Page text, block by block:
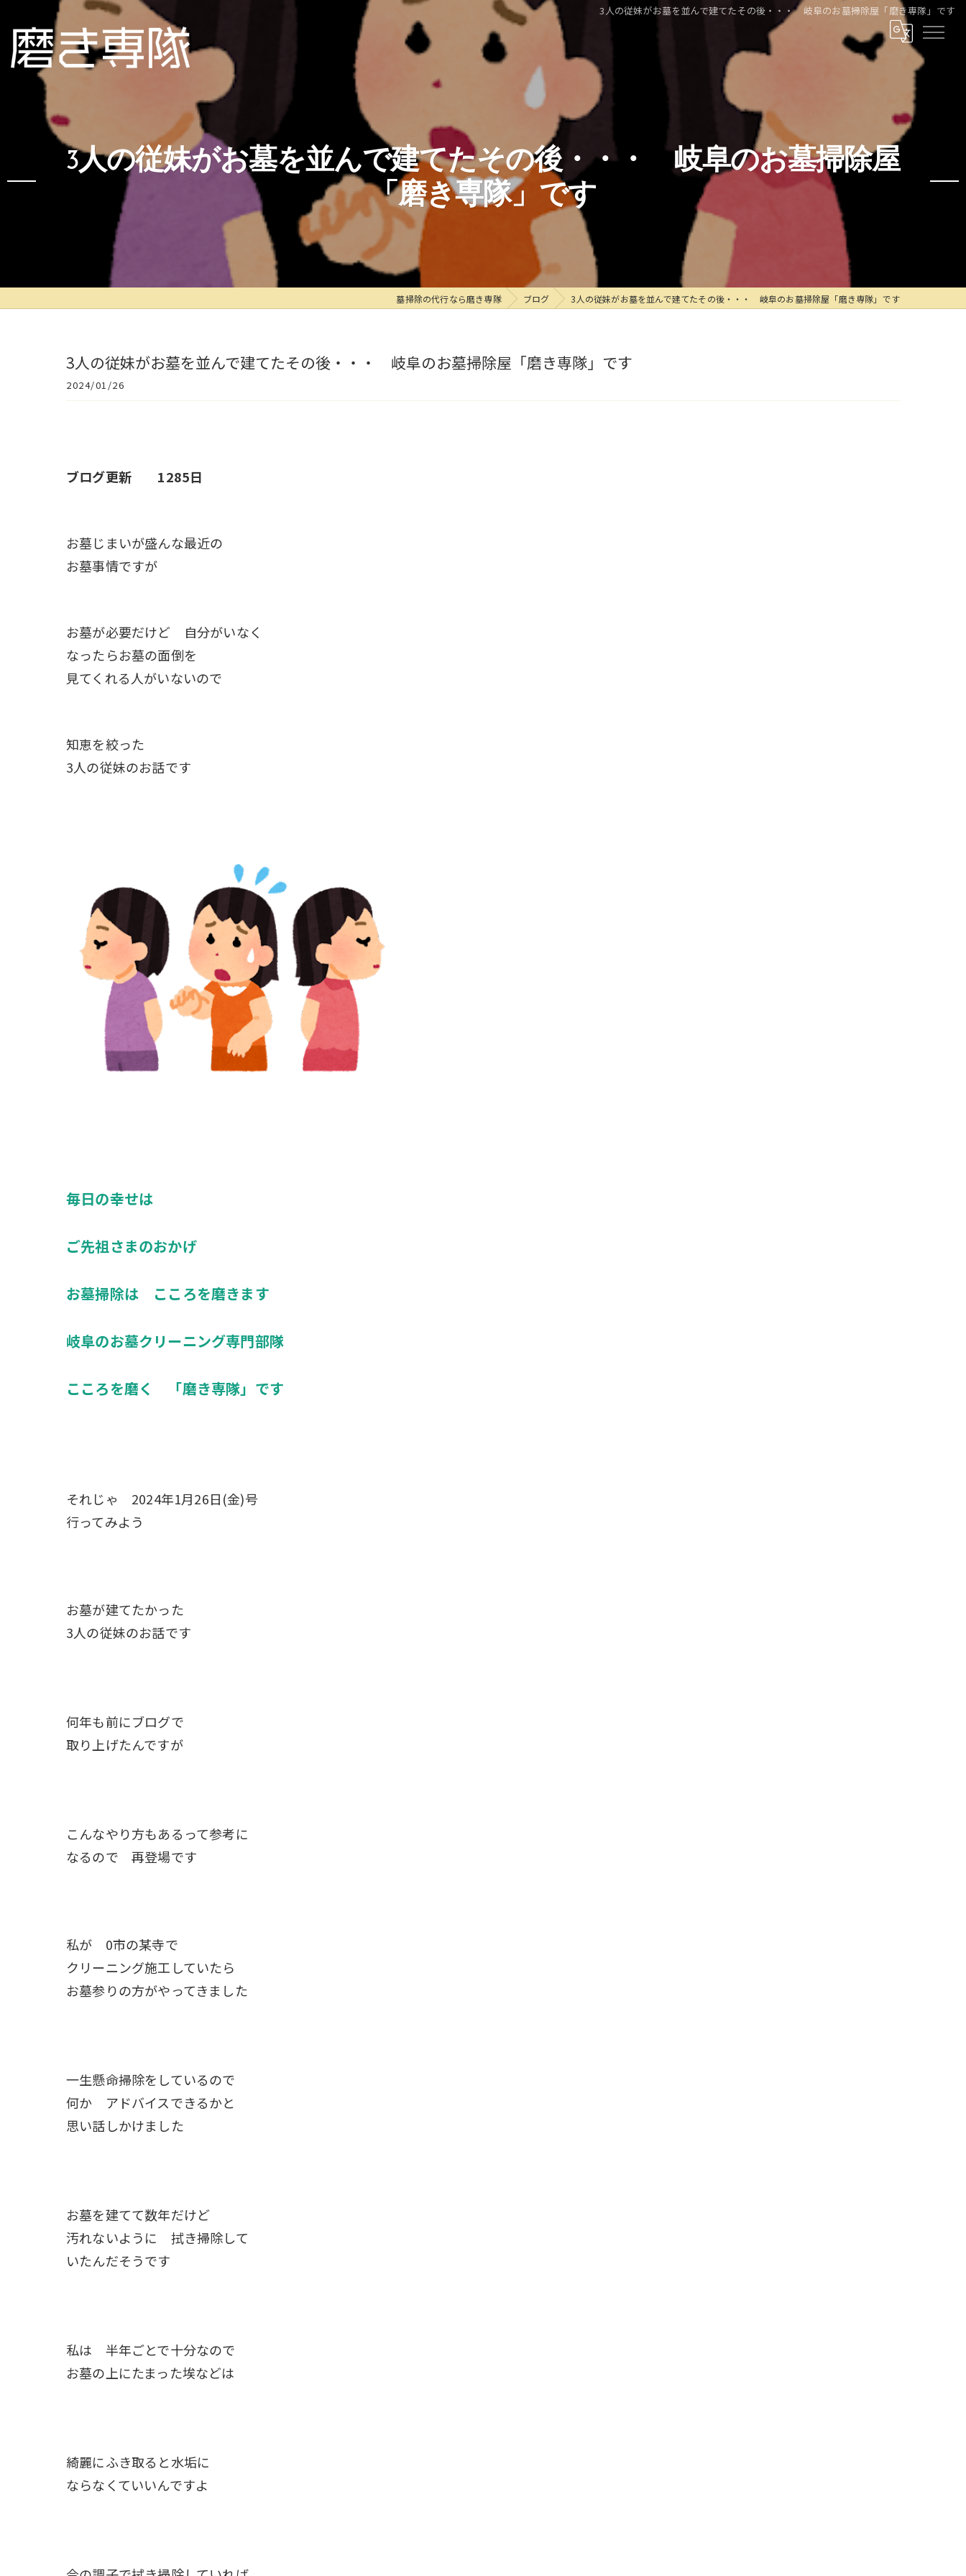
3人の従妹がお墓を並んで建てたその後・・・ 岐阜のお墓掃除屋「磨き専隊」です
3人の従妹がお墓を並んで建てたその後・・・ 岐阜のお墓掃除屋
「磨き専隊」です
墓掃除の代行なら磨き専隊 ブログ 3人の従妹がお墓を並んで建てたその後・・・ 岐阜のお墓掃除屋「磨き専隊」です
3人の従妹がお墓を並んで建てたその後・・・ 岐阜のお墓掃除屋「磨き専隊」です
2024/01/26
ブログ更新 1285日
お墓じまいが盛んな最近の
お墓事情ですが
お墓が必要だけど 自分がいなく
なったらお墓の面倒を
見てくれる人がいないので
知恵を絞った
3人の従妹のお話です
毎日の幸せは
ご先祖さまのおかげ
お墓掃除は こころを磨きます
岐阜のお墓クリーニング専門部隊
こころを磨く 「磨き専隊」です
それじゃ 2024年1月26日(金)号
行ってみよう
お墓が建てたかった
3人の従妹のお話です
何年も前にブログで
取り上げたんですが
こんなやり方もあるって参考に
なるので 再登場です
私が 0市の某寺で
クリーニング施工していたら
お墓参りの方がやってきました
一生懸命掃除をしているので
何か アドバイスできるかと
思い話しかけました
お墓を建てて数年だけど
汚れないように 拭き掃除して
いたんだそうです
私は 半年ごとで十分なので
お墓の上にたまった埃などは
綺麗にふき取ると水垢に
ならなくていいんですよ